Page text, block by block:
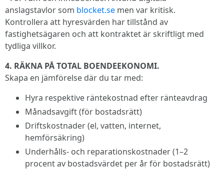
anslagstavlor som blocket.se men var kritisk.
Kontrollera att hyresvärden har tillstånd av
fastighetsägaren och att kontraktet är skriftligt med
tydliga villkor.
4. RÄKNA PÅ TOTAL BOENDEEKONOMI.
Skapa en jämförelse där du tar med:
Hyra respektive räntekostnad efter ränteavdrag
Månadsavgift (för bostadsrätt)
Driftskostnader (el, vatten, internet,
hemförsäkring)
Underhålls- och reparationskostnader (1–2
procent av bostadsvärdet per år för bostadsrätt)